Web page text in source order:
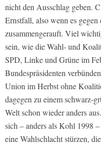
nicht den Ausschlag geben.
Ernstfall, also wenn es
zusammengerauft. Viel
sein, wie die Wahl- und
SPD, Linke und Grüne im
Bundespräsidenten
Union im Herbst ohne
dagegen zu einem schwarz-
Welt schon wieder anders
sich – anders als Kohl 1998
eine Wahlschlacht stürzen,